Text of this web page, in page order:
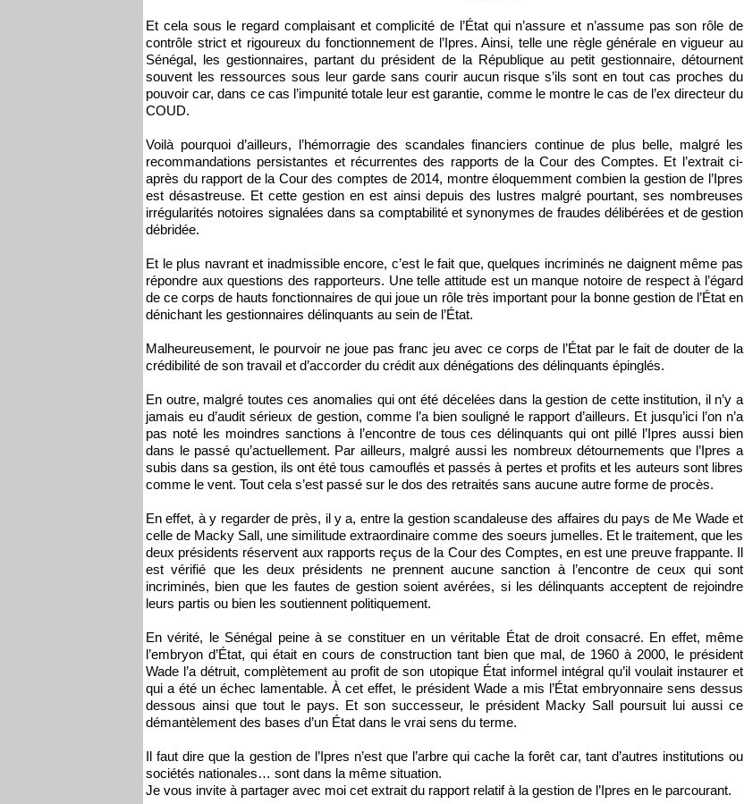
Et cela sous le regard complaisant et complicité de l’État qui n’assure et n’assume pas son rôle de
contrôle strict et rigoureux du fonctionnement de l’Ipres. Ainsi, telle une règle générale en vigueur au
Sénégal, les gestionnaires, partant du président de la République au petit gestionnaire, détournent
souvent les ressources sous leur garde sans courir aucun risque s’ils sont en tout cas proches du
pouvoir car, dans ce cas l’impunité totale leur est garantie, comme le montre le cas de l’ex directeur du
COUD.
Voilà pourquoi d’ailleurs, l’hémorragie des scandales financiers continue de plus belle, malgré les
recommandations persistantes et récurrentes des rapports de la Cour des Comptes. Et l’extrait ci-
après du rapport de la Cour des comptes de 2014, montre éloquemment combien la gestion de l’Ipres
est désastreuse. Et cette gestion en est ainsi depuis des lustres malgré pourtant, ses nombreuses
irrégularités notoires signalées dans sa comptabilité et synonymes de fraudes délibérées et de gestion
débridée.
Et le plus navrant et inadmissible encore, c’est le fait que, quelques incriminés ne daignent même pas
répondre aux questions des rapporteurs. Une telle attitude est un manque notoire de respect à l’égard
de ce corps de hauts fonctionnaires de qui joue un rôle très important pour la bonne gestion de l’État en
dénichant les gestionnaires délinquants au sein de l’État.
Malheureusement, le pourvoir ne joue pas franc jeu avec ce corps de l’État par le fait de douter de la
crédibilité de son travail et d’accorder du crédit aux dénégations des délinquants épinglés.
En outre, malgré toutes ces anomalies qui ont été décelées dans la gestion de cette institution, il n’y a
jamais eu d’audit sérieux de gestion, comme l’a bien souligné le rapport d’ailleurs. Et jusqu’ici l’on n’a
pas noté les moindres sanctions à l’encontre de tous ces délinquants qui ont pillé l’Ipres aussi bien
dans le passé qu’actuellement. Par ailleurs, malgré aussi les nombreux détournements que l’Ipres a
subis dans sa gestion, ils ont été tous camouflés et passés à pertes et profits et les auteurs sont libres
comme le vent. Tout cela s’est passé sur le dos des retraités sans aucune autre forme de procès.
En effet, à y regarder de près, il y a, entre la gestion scandaleuse des affaires du pays de Me Wade et
celle de Macky Sall, une similitude extraordinaire comme des soeurs jumelles. Et le traitement, que les
deux présidents réservent aux rapports reçus de la Cour des Comptes, en est une preuve frappante. Il
est vérifié que les deux présidents ne prennent aucune sanction à l’encontre de ceux qui sont
incriminés, bien que les fautes de gestion soient avérées, si les délinquants acceptent de rejoindre
leurs partis ou bien les soutiennent politiquement.
En vérité, le Sénégal peine à se constituer en un véritable État de droit consacré. En effet, même
l’embryon d’État, qui était en cours de construction tant bien que mal, de 1960 à 2000, le président
Wade l’a détruit, complètement au profit de son utopique État informel intégral qu’il voulait instaurer et
qui a été un échec lamentable. À cet effet, le président Wade a mis l’État embryonnaire sens dessus
dessous ainsi que tout le pays. Et son successeur, le président Macky Sall poursuit lui aussi ce
démantèlement des bases d’un État dans le vrai sens du terme.
Il faut dire que la gestion de l’Ipres n’est que l’arbre qui cache la forêt car, tant d’autres institutions ou
sociétés nationales… sont dans la même situation.
Je vous invite à partager avec moi cet extrait du rapport relatif à la gestion de l’Ipres en le parcourant.